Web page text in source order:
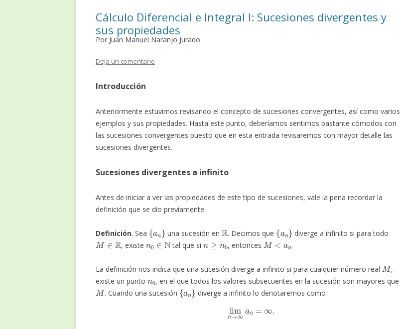
Cálculo Diferencial e Integral I: Sucesiones divergentes y
sus propiedades
Por Juan Manuel Naranjo Jurado
Deja un comentario
Introducción
Anteriormente estuvimos revisando el concepto de sucesiones convergentes, así como varios
ejemplos y sus propiedades. Hasta este punto, deberíamos sentirnos bastante cómodos con
las sucesiones convergentes puesto que en esta entrada revisaremos con mayor detalle las
sucesiones divergentes.
Sucesiones divergentes a infinito
Antes de iniciar a ver las propiedades de este tipo de sucesiones, vale la pena recordar la
definición que se dio previamente.
Definición. Sea
{a n}
una sucesión en
R
. Decimos que
{a n}
diverge a infinito si para todo
M∈R
, existe
n0∈N
tal que si
n≥n0
, entonces
M< an
.
La definición nos indica que una sucesión diverge a infinito si para cualquier número real
M
,
existe un punto
n 0
, en el que todos los valores subsecuentes en la sucesión son mayores que
M
. Cuando una sucesión
{an}
diverge a infinito lo denotaremos como
limn → an=∞